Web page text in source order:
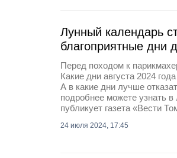
Лунный календарь
благоприятные дни
Перед походом к
Какие дни августа 2024
А в какие дни лучше
подробнее можете узнать
публикует газета «Вести
24 июля 2024, 17:45